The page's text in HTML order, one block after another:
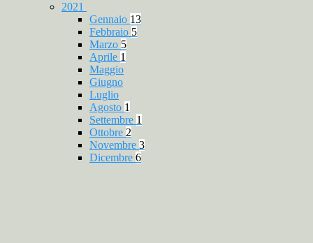
2021
Gennaio 13
Febbraio 5
Marzo 5
Aprile 1
Maggio
Giugno
Luglio
Agosto 1
Settembre 1
Ottobre 2
Novembre 3
Dicembre 6